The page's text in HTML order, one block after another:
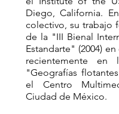
Diego, California.
colectivo, su trabajo
de la "III Bienal
Estandarte" (2004) en
recientemente en
"Geografías
el Centro
Ciudad de México.